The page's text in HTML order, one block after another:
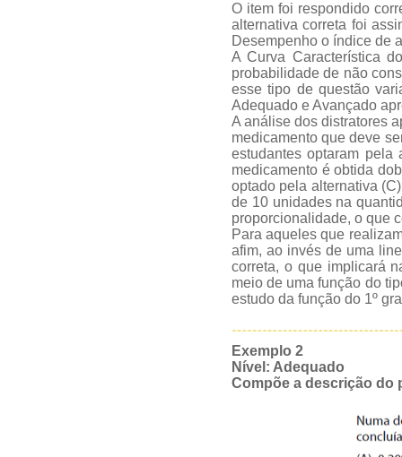
O item foi respondido
alternativa correta foi
Desempenho o índice de
A Curva Característica
probabilidade de não
esse tipo de questão
Adequado e Avançado
A análise dos distratores
medicamento que deve
estudantes optaram pela
medicamento é obtida
optado pela alternativa
de 10 unidades na
proporcionalidade, o que
Para aqueles que
afim, ao invés de uma
correta, o que implicará
meio de uma função do
estudo da função do 1º
Exemplo 2
Nível: Adequado
Compõe a descrição do